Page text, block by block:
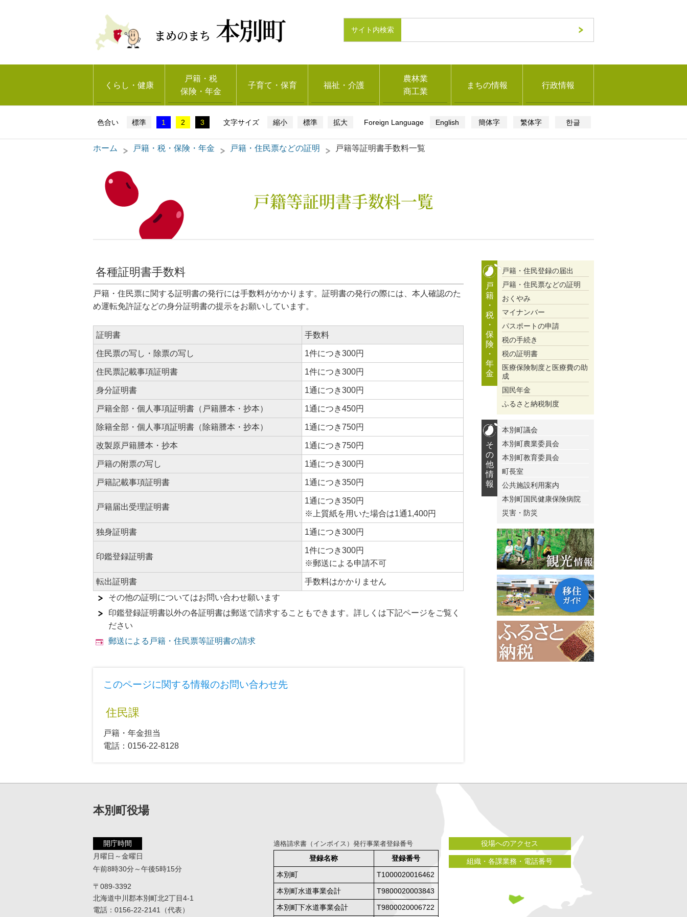
まめのまち 本別町
くらし・健康
戸籍・税
保険・年金
子育て・保育 福祉・介護
農林業
商工業
まちの情報 行政情報
標準 1 2 3 縮小 標準 拡大 English 簡体字 繁体字 한글
ホーム 戸籍・税・保険・年金 戸籍・住民票などの証明 戸籍等証明書手数料一覧
戸籍等証明書手数料一覧
各種証明書手数料
戸籍・住民票に関する証明書の発行には手数料がかかります。証明書の発行の際には、本人確認のた
め運転免許証などの身分証明書の提示をお願いしています。
証明書 手数料
住民票の写し・除票の写し 1件につき300円
住民票記載事項証明書 1件につき300円
身分証明書 1通につき300円
戸籍全部・個人事項証明書（戸籍謄本・抄本） 1通につき450円
除籍全部・個人事項証明書（除籍謄本・抄本） 1通につき750円
改製原戸籍謄本・抄本 1通につき750円
戸籍の附票の写し 1通につき300円
戸籍記載事項証明書 1通につき350円
戸籍届出受理証明書
1通につき350円
※上質紙を用いた場合は1通1,400円
独身証明書 1通につき300円
印鑑登録証明書
1件につき300円
※郵送による申請不可
転出証明書
手数料はかかりません
その他の証明についてはお問い合わせ願います
印鑑登録証明書以外の各証明書は郵送で請求することもできます。詳しくは下記ページをご覧く
ださい
郵送による戸籍・住民票等証明書の請求
このページに関する情報のお問い合わせ先
住民課
戸籍・年金担当
電話：0156-22-8128
戸
籍
・
税
・
保
険
・
年
金
戸籍・住民登録の届出
戸籍・住民票などの証明
おくやみ
マイナンバー
パスポートの申請
税の手続き
税の証明書
医療保険制度と医療費の助
成
国民年金
ふるさと納税制度
そ
の
他
情
報
本別町議会
本別町農業委員会
本別町教育委員会
町長室
公共施設利用案内
本別町国民健康保険病院
災害・防災
本別町役場
開庁時間
月曜日～金曜日
午前8時30分～午後5時15分
〒089-3392
北海道中川郡本別町北2丁目4-1
電話：0156-22-2141（代表）
適格請求書（インボイス）発行事業者登録番号
登録名称
登録番号
本別町
T1000020016462
本別町水道事業会計
T9800020003843
本別町下水道事業会計
T9800020006722
役場へのアクセス
組織・各課業務・電話番号